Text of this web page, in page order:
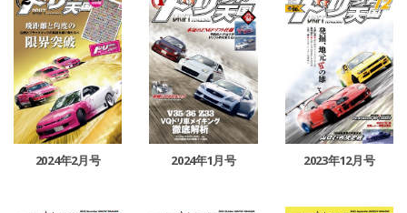
2024年2月号 2024年1月号 2023年12月号